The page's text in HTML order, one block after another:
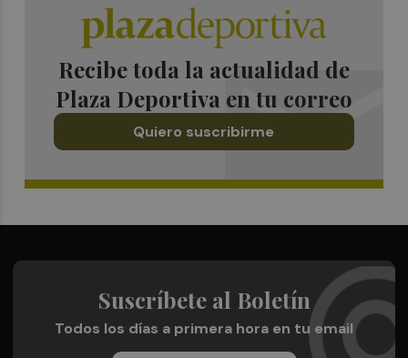
Recibe toda la actualidad de
Plaza Deportiva en tu correo
Quiero suscribirme
Suscríbete al Boletín
Todos los días a primera hora en tu email